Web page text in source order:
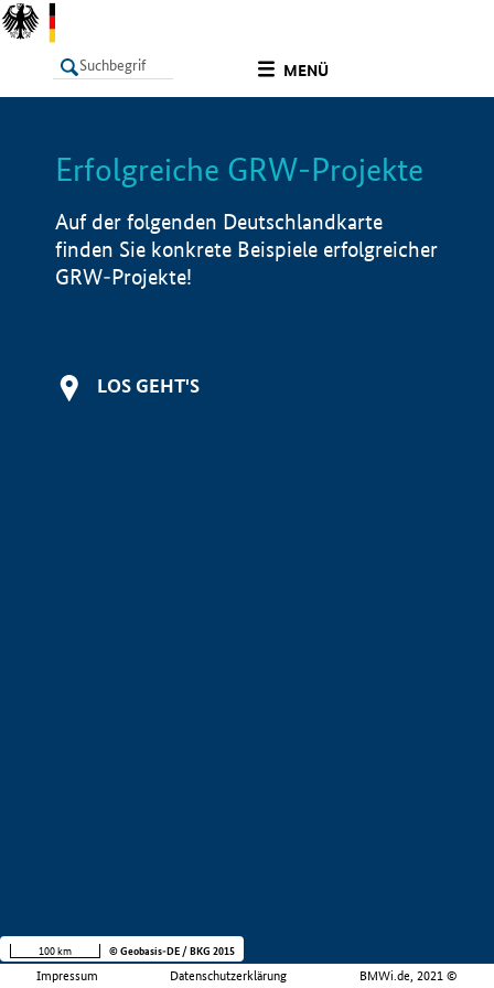
MENÜ
LISTE Info
Erfolgreiche GRW-Projekte
Auf der folgenden Deutschlandkarte
finden Sie konkrete Beispiele erfolgreicher
GRW-Projekte!
LOS GEHT'S
Impressum Datenschutzerklärung BMWi.de, 2021 ©
100 km © Geobasis-DE / BKG 2015